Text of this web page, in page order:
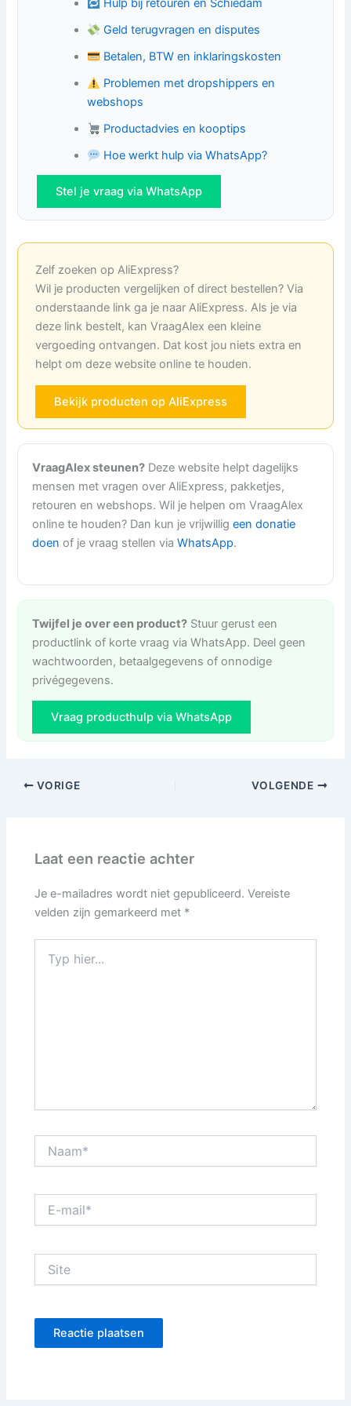
Hulp bij retouren en Schiedam
Geld terugvragen en disputes
Betalen, BTW en inklaringskosten
Problemen met dropshippers en
webshops
Productadvies en kooptips
Hoe werkt hulp via WhatsApp?
Stel je vraag via WhatsApp
Zelf zoeken op AliExpress?
Wil je producten vergelijken of direct bestellen? Via
onderstaande link ga je naar AliExpress. Als je via
deze link bestelt, kan VraagAlex een kleine
vergoeding ontvangen. Dat kost jou niets extra en
helpt om deze website online te houden.
Bekijk producten op AliExpress
VraagAlex steunen? Deze website helpt dagelijks
mensen met vragen over AliExpress, pakketjes,
retouren en webshops. Wil je helpen om VraagAlex
online te houden? Dan kun je vrijwilligeen donatie
doen of je vraag stellen viaWhatsApp.
Twijfel je over een product? Stuur gerust een
productlink of korte vraag via WhatsApp. Deel geen
wachtwoorden, betaalgegevens of onnodige
privégegevens.
Vraag producthulp via WhatsApp
VORIGE VOLGENDE
Laat een reactie achter
Je e-mailadres wordt niet gepubliceerd. Vereiste
velden zijn gemarkeerd met *
hier...
mail*